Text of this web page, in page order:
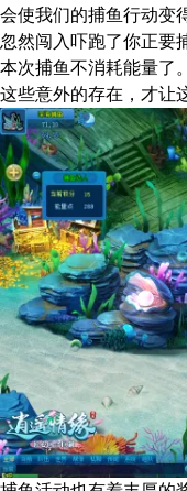
会使我们的捕鱼行动变
忽然闯入吓跑了你正要
本次捕鱼不消耗能量了
这些意外的存在，才让